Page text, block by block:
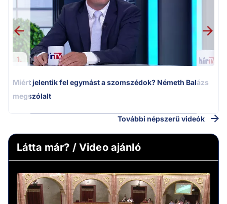
1.
Miért jelentik fel egymást a szomszédok? Németh Balázs
megszólalt
További népszerű videók
Látta már? / Video ajánló